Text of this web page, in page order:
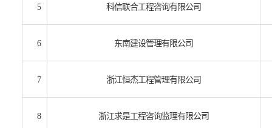
5 科信联合工程咨询有限公司
6 东南建设管理有限公司
7 浙江恒杰工程管理有限公司
8 浙江求是工程咨询监理有限公司